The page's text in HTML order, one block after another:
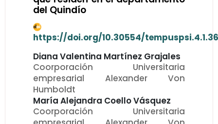
del Quindío
https://doi.org/10.30554/
Diana Valentina Martínez Grajales
Coorporación Universitaria
empresarial Alexander Von
Humboldt
María Alejandra Coello Vásquez
Coorporación Universitaria